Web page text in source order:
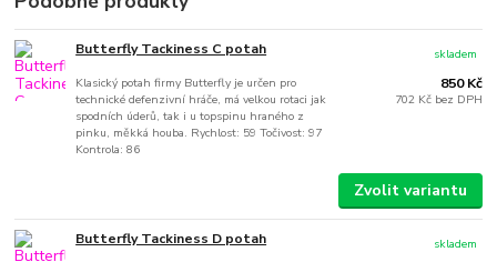
Butterfly Tackiness C potah
Klasický potah firmy Butterfly je určen pro
technické defenzivní hráče, má velkou rotaci jak
spodních úderů, tak i u topspinu hraného z
pinku, měkká houba. Rychlost: 59 Točivost: 97
Kontrola: 86
850 Kč
702 Kč bez DPH
skladem
Zvolit variantu
Butterfly Tackiness D potah skladem